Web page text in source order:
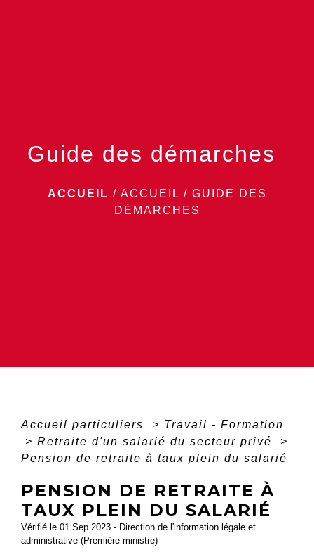
Guide des démarches
ACCUEIL / ACCUEIL / GUIDE DES
DÉMARCHES
Accueil particuliers > Travail - Formation
> Retraite d'un salarié du secteur privé
>
Pension de retraite à taux plein du salarié
PENSION DE RETRAITE À
TAUX PLEIN DU SALARIÉ
Vérifié le 01 Sep 2023 - Direction de l'information légale et
administrative (Première ministre)